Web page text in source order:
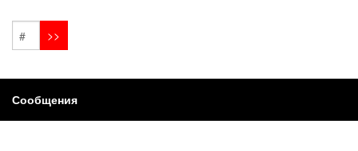
Сообщения